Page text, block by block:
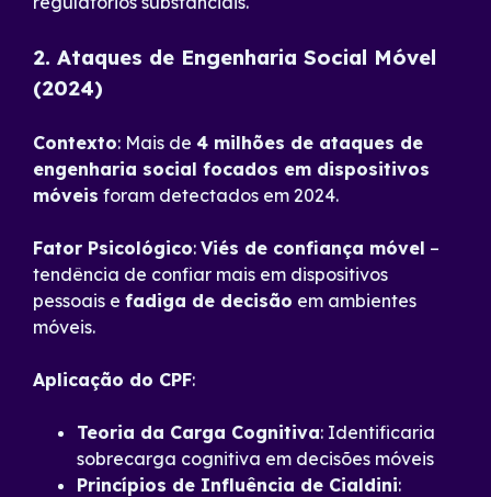
2. Ataques de Engenharia Social Móvel
(2024)
Contexto: Mais de 4 milhões de ataques de
engenharia social focados em dispositivos
móveis foram detectados em 2024.
Fator Psicológico: Viés de confiança móvel –
tendência de confiar mais em dispositivos
pessoais e fadiga de decisão em ambientes
móveis.
Aplicação do CPF:
Teoria da Carga Cognitiva: Identificaria
sobrecarga cognitiva em decisões móveis
Princípios de Influência de Cialdini: